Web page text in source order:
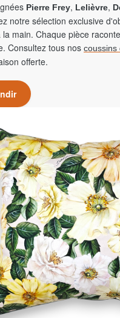
Pierre Frey, Lelièvre,
notre sélection exclusive
la main. Chaque pièce
Consultez tous nos coussins
offerte.